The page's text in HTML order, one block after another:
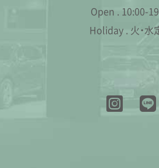
Open . 10:00-
Holiday . 火・水